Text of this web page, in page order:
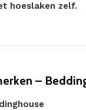
hoeslaken zelf.
–